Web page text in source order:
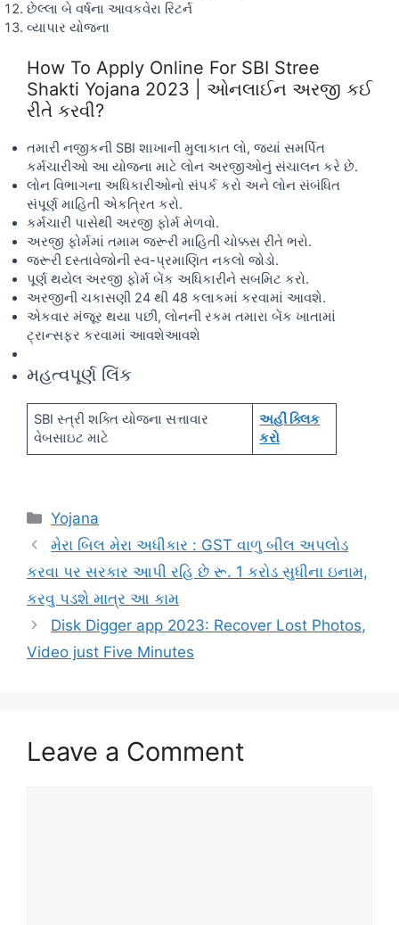
છેલ્લા બે વર્ષના આવકવેરા રિટર્ન
વ્યાપાર યોજના
How To Apply Online For SBI Stree
Shakti Yojana 2023 | ઓનલાઈન અરજી કઈ
રીતે કરવી?
તમારી નજીકની SBI શાખાની મુલાકાત લો, જ્યાં સમર્પિત
કર્મચારીઓ આ યોજના માટે લોન અરજીઓનું સંચાલન કરે છે.
લોન વિભાગના અધિકારીઓનો સંપર્ક કરો અને લોન સંબંધિત
સંપૂર્ણ માહિતી એકત્રિત કરો.
કર્મચારી પાસેથી અરજી ફોર્મ મેળવો.
અરજી ફોર્મમાં તમામ જરૂરી માહિતી ચોક્કસ રીતે ભરો.
જરૂરી દસ્તાવેજોની સ્વ-પ્રમાણિત નકલો જોડો.
પૂર્ણ થયેલ અરજી ફોર્મ બેંક અધિકારીને સબમિટ કરો.
અરજીની ચકાસણી 24 થી 48 કલાકમાં કરવામાં આવશે.
એકવાર મંજૂર થયા પછી, લોનની રકમ તમારા બેંક ખાતામાં
ટ્રાન્સફર કરવામાં આવશેઆવશે
મહત્વપૂર્ણ લિંક
SBI સ્ત્રી શક્તિ યોજના સત્તાવાર
વેબસાઇટ માટે
અહીં ક્લિક
કરો
Categories
Yojana
મેરા બિલ મેરા અધીકાર : GST વાળુ બીલ અપલોડ
કરવા પર સરકાર આપી રહિ છે રૂ. 1 કરોડ સુધીના ઇનામ,
કરવુ પડશે માત્ર આ કામ
Disk Digger app 2023: Recover Lost Photos,
Video just Five Minutes
Leave a Comment